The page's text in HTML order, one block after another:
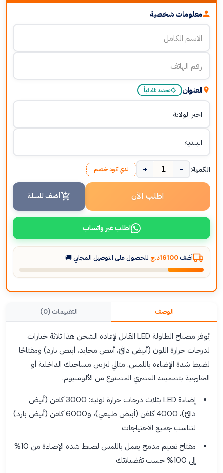
معلومات شخصية
العنوان تحديد تلقائياً
الكمية: −
+ لدي كود خصم
اطلب الآن أضف للسلة
اطلب عبر واتساب
أضف 16100د.ج للحصول على التوصيل المجاني 🚚
الوصف التقييمات (0)
يُوفر مصباح الطاولة LED القابل لإعادة الشحن هذا ثلاثة خيارات
لدرجات حرارة اللون (أبيض دافئ، أبيض محايد، أبيض بارد) ومفتاحًا
لضبط شدة الإضاءة باللمس. مثالي لتزيين مساحتك الداخلية أو
الخارجية بتصميمه العصري المصنوع من الألومنيوم.
إضاءة LED بثلاث درجات حرارة لونية: 3000 كلفن (أبيض
دافئ)، 4000 كلفن (أبيض طبيعي)، و6000 كلفن (أبيض بارد)
لتناسب جميع الاحتياجات
مفتاح تعتيم مدمج يعمل باللمس لضبط شدة الإضاءة من 10%
إلى 100% حسب تفضيلاتك